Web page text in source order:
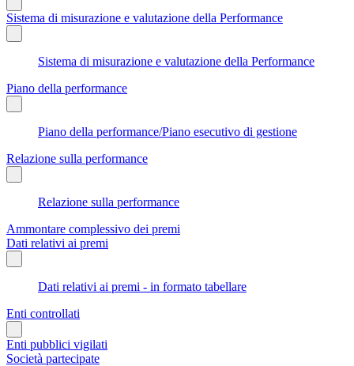
Sistema di misurazione e valutazione della Performance
Sistema di misurazione e valutazione della Performance
Piano della performance
Piano della performance/Piano esecutivo di gestione
Relazione sulla performance
Relazione sulla performance
Ammontare complessivo dei premi
Dati relativi ai premi
Dati relativi ai premi - in formato tabellare
Enti controllati
Enti pubblici vigilati
Società partecipate